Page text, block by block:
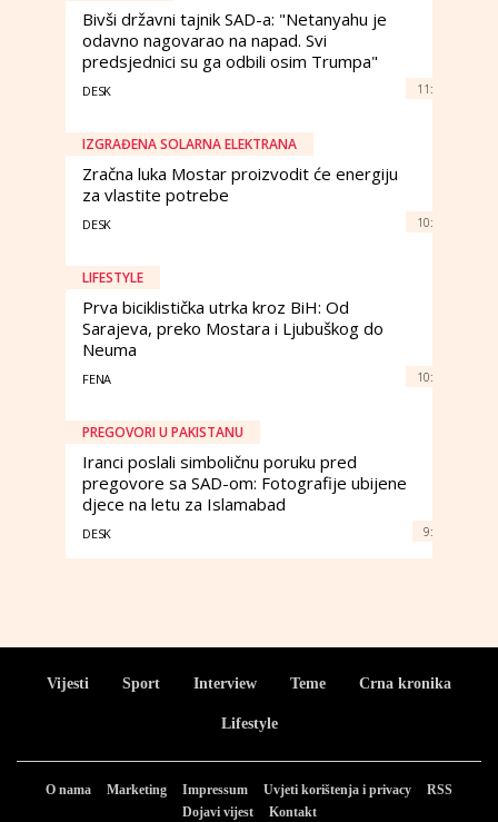
Bivši državni tajnik SAD-a: "Netanyahu je
odavno nagovarao na napad. Svi
predsjednici su ga odbili osim Trumpa"
DESK 11:
IZGRAĐENA SOLARNA ELEKTRANA
Zračna luka Mostar proizvodit će energiju
za vlastite potrebe
DESK 10:
LIFESTYLE
Prva biciklistička utrka kroz BiH: Od
Sarajeva, preko Mostara i Ljubuškog do
Neuma
FENA 10:
PREGOVORI U PAKISTANU
Iranci poslali simboličnu poruku pred
pregovore sa SAD-om: Fotografije ubijene
djece na letu za Islamabad
DESK 9:
Vijesti Sport Interview Teme Crna kronika
Lifestyle
O nama Marketing Impressum Uvjeti korištenja i privacy
RSS
Dojavi vijest
Kontakt